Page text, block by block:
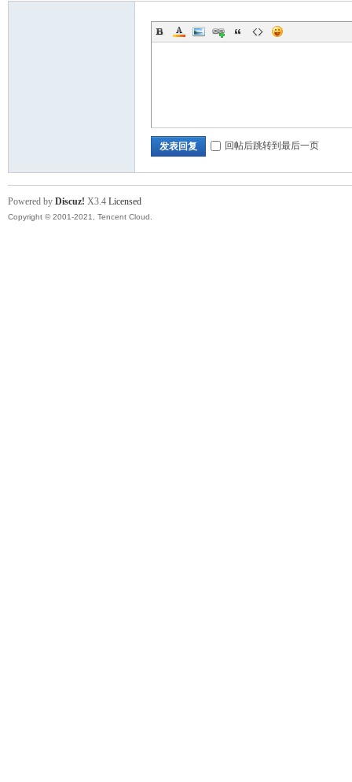
发表回复 回帖后跳转到最后一页
Powered by Discuz! X3.4 Licensed
Copyright © 2001-2021, Tencent Cloud.